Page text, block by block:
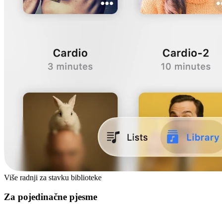
Više radnji za stavku biblioteke
Za pojedinačne pjesme